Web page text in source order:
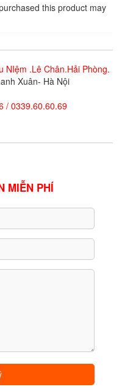
this product may
NIệm .Lê Chân.Hải Phòng.
Xuân- Hà Nội
/ 0339.60.60.69
MIỄN PHÍ